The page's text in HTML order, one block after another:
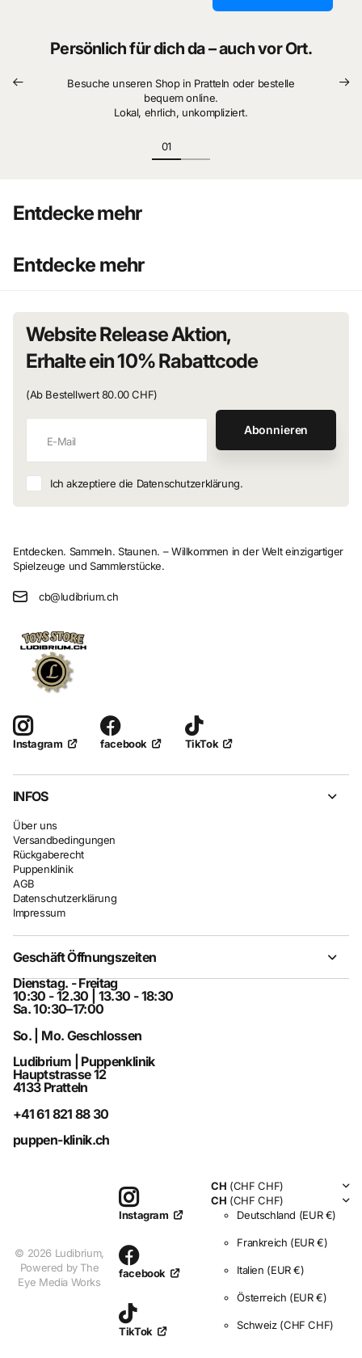
Persönlich für dich da – auch vor Ort.
Besuche unseren Shop in Pratteln oder bestelle
bequem online.
Lokal, ehrlich, unkompliziert.
Entdecke mehr
Entdecke mehr
Website Release Aktion,
Erhalte ein 10% Rabattcode
(Ab Bestellwert 80.00 CHF)
Abonnieren
Ich akzeptiere die Datenschutzerklärung.
Entdecken. Sammeln. Staunen. – Willkommen in der Welt einzigartiger
Spielzeuge und Sammlerstücke.
cb@ludibrium.ch
Instagram facebook TikTok
INFOS
Über uns
Versandbedingungen
Rückgaberecht
Puppenklinik
AGB
Datenschutzerklärung
Impressum
Geschäft Öffnungszeiten
Dienstag. - Freitag
10:30 - 12.30 | 13.30 - 18:30
Sa. 10:30–17:00
So. | Mo. Geschlossen
Ludibrium | Puppenklinik
Hauptstrasse 12
4133 Pratteln
+41 61 821 88 30
puppen-klinik.ch
© 2026 Ludibrium,
Powered by The
Eye Media Works
Instagram
facebook
TikTok
CH (CHF CHF)
CH (CHF CHF)
Deutschland (EUR €)
Frankreich (EUR €)
Italien (EUR €)
Österreich (EUR €)
Schweiz (CHF CHF)